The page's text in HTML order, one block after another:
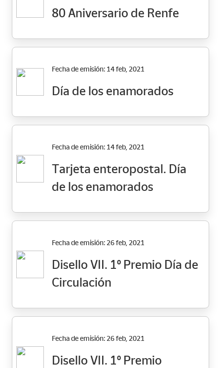
80 Aniversario de Renfe
Fecha de emisión: 14 feb, 2021
Día de los enamorados
Fecha de emisión: 14 feb, 2021
Tarjeta enteropostal. Día
de los enamorados
Fecha de emisión: 26 feb, 2021
Disello VII. 1º Premio Día de
Circulación
Fecha de emisión: 26 feb, 2021
Disello VII. 1º Premio